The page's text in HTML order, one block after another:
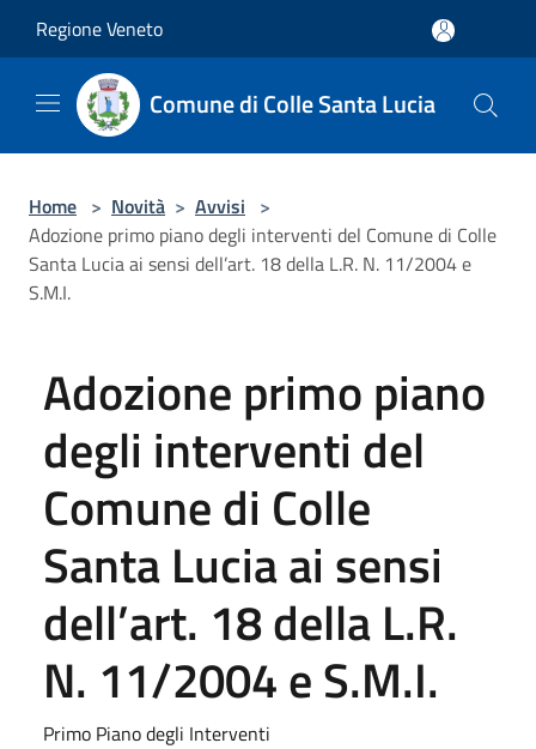
Regione Veneto
Comune di Colle Santa Lucia
Home > Novità > Avvisi >
Adozione primo piano degli interventi del Comune di Colle
Santa Lucia ai sensi dell’art. 18 della L.R. N. 11/2004 e
S.M.I.
Adozione primo piano
degli interventi del
Comune di Colle
Santa Lucia ai sensi
dell’art. 18 della L.R.
N. 11/2004 e S.M.I.
Primo Piano degli Interventi